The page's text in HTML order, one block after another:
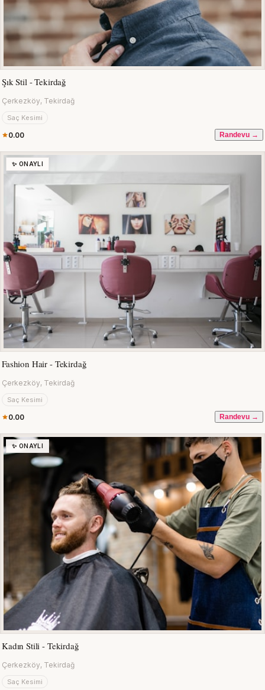
Şık Stil - Tekirdağ
Çerkezköy, Tekirdağ
Saç Kesimi
0.00 Randevu →
✨ ONAYLI
Fashion Hair - Tekirdağ
Çerkezköy, Tekirdağ
Saç Kesimi
0.00 Randevu →
✨ ONAYLI
Kadın Stili - Tekirdağ
Çerkezköy, Tekirdağ
Saç Kesimi